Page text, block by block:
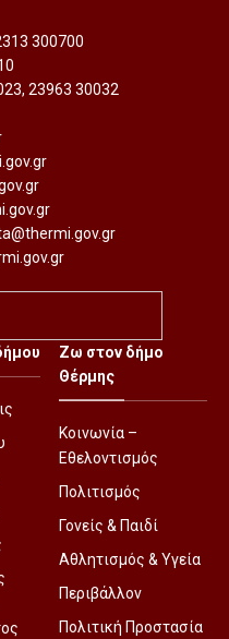
300700
, 23963 30032
Ζω στον δήμο
Θέρμης
Κοινωνία –
Εθελοντισμός
Πολιτισμός
Γονείς & Παιδί
Αθλητισμός & Υγεία
Περιβάλλον
Πολιτική Προστασία